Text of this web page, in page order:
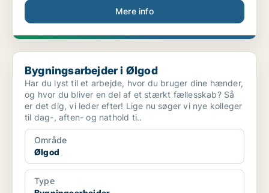
Mere info
Bygningsarbejder i Ølgod
Bygningsarbejder i Ølgod
Har du lyst til et arbejde, hvor du bruger dine hænder,
og hvor du bliver en del af et stærkt fællesskab? Så
er det dig, vi leder efter! Lige nu søger vi nye kolleger
til dag-, aften- og nathold ti..
Område
Ølgod
Type